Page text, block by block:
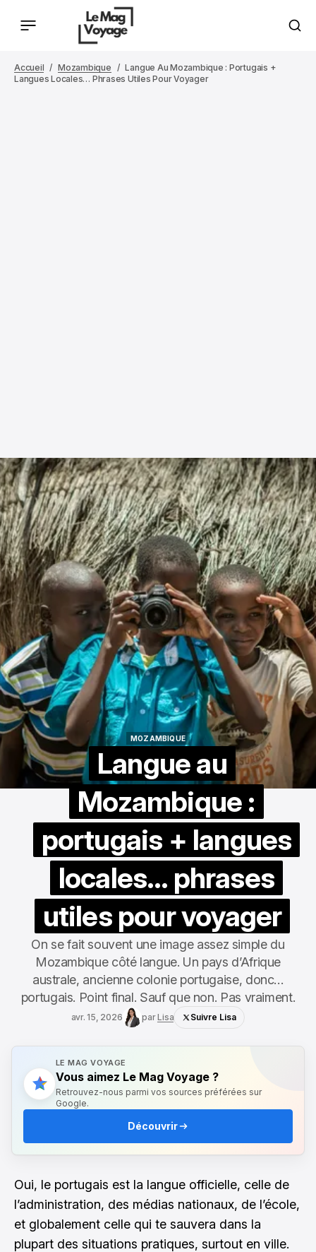
Accueil Mozambique
Langue Au Mozambique : Portugais +
Langues Locales… Phrases Utiles Pour Voyager
MOZAMBIQUE
Langue au
Mozambique :
portugais + langues
locales… phrases
utiles pour voyager
On se fait souvent une image assez simple du
Mozambique côté langue. Un pays d’Afrique
australe, ancienne colonie portugaise, donc…
portugais. Point final. Sauf que non. Pas vraiment.
avr. 15, 2026 parLisa Suivre Lisa
LE MAG VOYAGE
Vous aimez Le Mag Voyage ?
Retrouvez-nous parmi vos sources préférées sur
Google.
Découvrir
Oui, le portugais est la langue officielle, celle de
l’administration, des médias nationaux, de l’école,
et globalement celle qui te sauvera dans la
plupart des situations pratiques, surtout en ville.